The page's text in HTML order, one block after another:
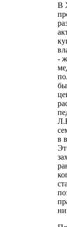
В
-
в